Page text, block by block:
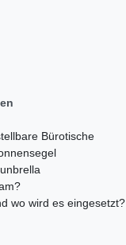
Bürotische
wo wird es eingesetzt?